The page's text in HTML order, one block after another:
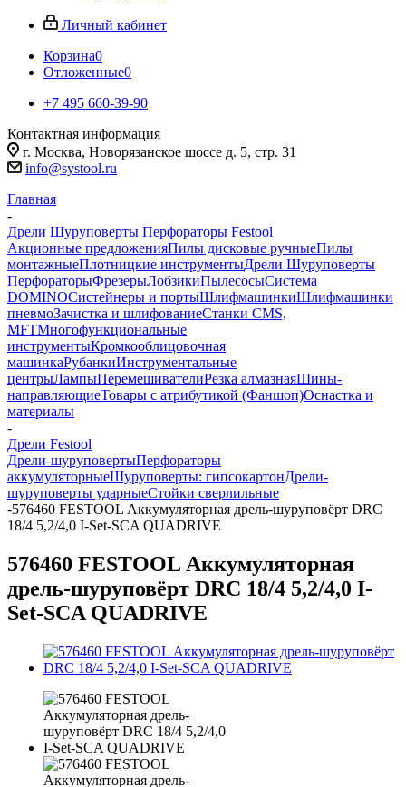
Личный кабинет
Корзина0
Отложенные0
+7 495 660-39-90
Контактная информация
г. Москва, Новорязанское шоссе д. 5, стр. 31
info@systool.ru
Главная
-
Дрели Шуруповерты Перфораторы Festool
Акционные предложенияПилы дисковые ручныеПилы
монтажныеПлотницкие инструментыДрели Шуруповерты
ПерфораторыФрезерыЛобзикиПылесосыСистема
DOMINOСистейнеры и портыШлифмашинкиШлифмашинки
пневмоЗачистка и шлифованиеСтанки CMS,
MFTМногофункциональные
инструментыКромкооблицовочная
машинкаРубанкиИнструментальные
центрыЛампыПеремешивателиРезка алмазнаяШины-
направляющиеТовары с атрибутикой (Фаншоп)Оснастка и
материалы
-
Дрели Festool
Дрели-шуруповертыПерфораторы
аккумуляторныеШуруповерты: гипсокартонДрели-
шуруповерты ударныеСтойки сверлильные
-576460 FESTOOL Аккумуляторная дрель-шуруповёрт DRC
18/4 5,2/4,0 I-Set-SCA QUADRIVE
576460 FESTOOL Аккумуляторная
дрель-шуруповёрт DRC 18/4 5,2/4,0 I-
Set-SCA QUADRIVE